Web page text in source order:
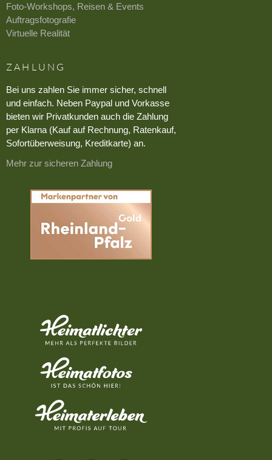
Foto-Workshops, Reisen & Events
Auftragsfotografie
Virtuelle Realität
ZAHLUNG
Bei uns zahlen Sie immer sicher, schnell
und einfach. Neben Paypal und Vorkasse
bieten wir Privatkunden auch die Zahlung
per Klarna (Kauf auf Rechnung, Ratenkauf,
Sofortüberweisung, Kreditkarte) an.
Mehr zur sicheren Zahlung